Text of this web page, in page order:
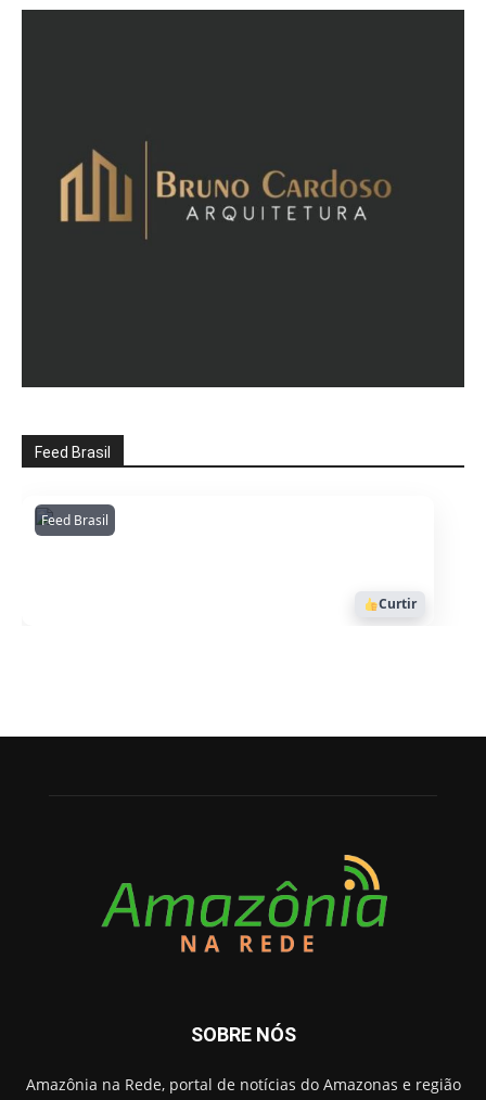
Feed Brasil
Feed BrasilAmazonianarede
1053
Curtir
SOBRE NÓS
Amazônia na Rede, portal de notícias do Amazonas e região